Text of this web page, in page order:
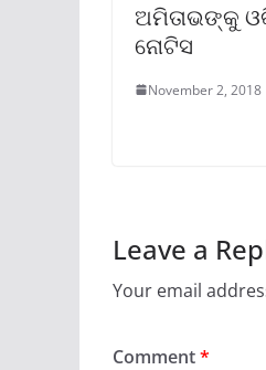
ଅମିତାଭଙ୍କୁ
ନୋଟିସ
November 2, 2018
Leave a
Your email
Comment*